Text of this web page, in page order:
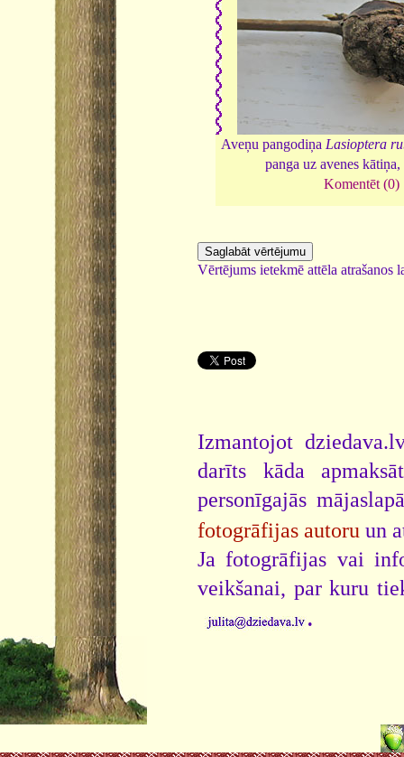
Aveņu pangodiņa Lasioptera
panga uz avenes kātiņa,
Komentēt (0)
Vērtējums ietekmē attēla atrašanos
Izmantojot
darīts kāda
personīgajās
fotogrāfijas autoru un
Ja fotogrāfijas vai
veikšanai, par kuru
.